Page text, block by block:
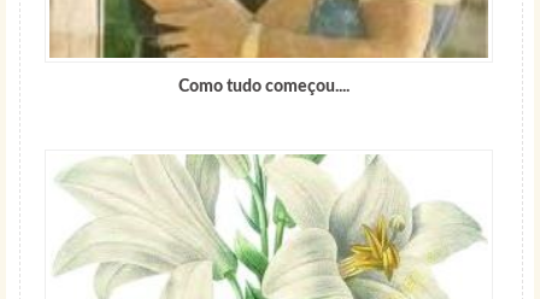
Como tudo começou....